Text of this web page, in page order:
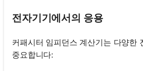
전자기기에서의 응용
커패시터 임피던스 계산기는 다양한
중요합니다: